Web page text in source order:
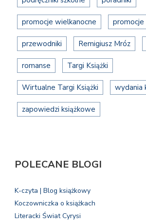
promocje wielkanocne
przewodniki Remigiusz Mróz
romanse Targi Książki
Wirtualne Targi Książki wydania
zapowiedzi książkowe
POLECANE BLOGI
K-czyta | Blog książkowy
Koczowniczka o książkach
Literacki Świat Cyrysi